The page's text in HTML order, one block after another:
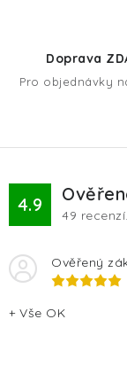
i
Doprava
Pro objednávky
4.9 49 recenzí.
Ověřený
+ Vše OK